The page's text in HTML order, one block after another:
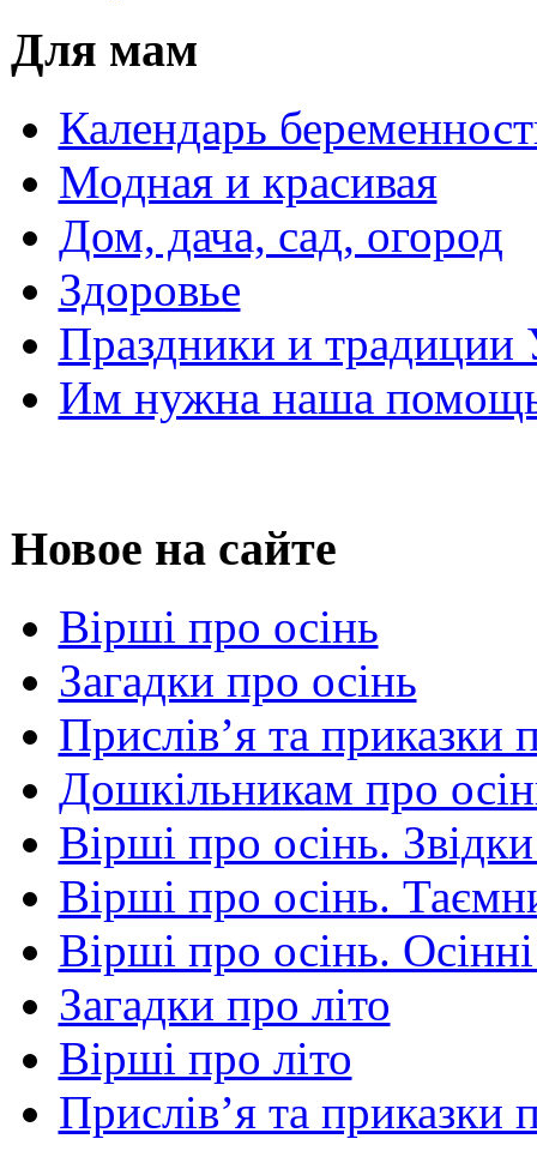
Для мам
Календарь
Модная и красивая
Дом, дача, сад, огород
Здоровье
Праздники и традиции
Им нужна наша
Новое на сайте
Вірші про осінь
Загадки про осінь
Прислів’я та приказки
Дошкільникам про
Вірші про осінь.
Вірші про осінь.
Вірші про осінь.
Загадки про літо
Вірші про літо
Прислів’я та приказки